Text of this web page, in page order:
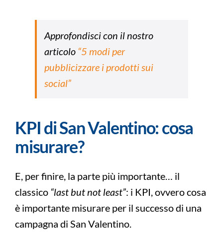
Approfondisci con il nostro
articolo “5 modi per
pubblicizzare i prodotti sui
social”
KPI di San Valentino: cosa
misurare?
E, per finire, la parte più importante… il
classico “last but not least”: i KPI, ovvero cosa
è importante misurare per il successo di una
campagna di San Valentino.